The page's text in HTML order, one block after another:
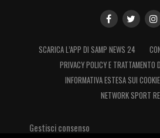
SCARICA L’APP DI SAMP NEWS 24
PRIVACY POLICY E TRATTAMENTO
INFORMATIVA ESTESA SUI
NETWORK SPORT
Gestisci consenso